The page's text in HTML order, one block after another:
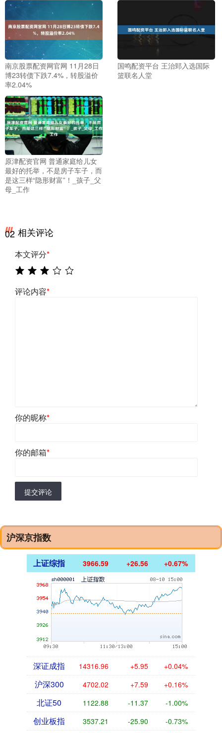
南京股票配资网官网 11月28日
博23转债下跌7.4%，转股溢价
率2.04%
国鸣配资平台 王治郅入选国际
篮联名人堂
原津配资官网 普通家庭给儿女
最好的托举，不是房子车子，而
是这三样“隐形财富”！_孩子_父
母_工作
02 相关评论
本文评分*
评论内容*
你的昵称*
你的邮箱*
提交评论
沪深京指数
上证综指 3966.59 +26.56 +0.67%
深证成指 14316.96 +5.95 +0.04%
沪深300 4702.02 +7.59 +0.16%
北证50 1122.88 -11.37 -1.00%
创业板指 3537.21 -25.90 -0.73%